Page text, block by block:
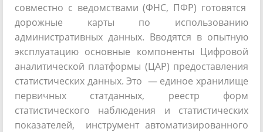
совместно с ведомствами (ФНС, ПФР) готовятся
дорожные карты по использованию
административных данных. Вводятся в опытную
эксплуатацию основные компоненты Цифровой
аналитической платформы (ЦАР) предоставления
статистических данных. Это — единое хранилище
первичных статданных, реестр форм
статистического наблюдения и статистических
показателей, инструмент автоматизированного